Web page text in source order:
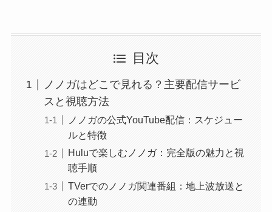
目次
ノノガはどこで見れる？主要配信サービ
スと視聴方法
ノノガの公式YouTube配信：スケジュー
ルと特徴
Huluで楽しむノノガ：完全版の魅力と視
聴手順
TVerでのノノガ関連番組：地上波放送と
の連動